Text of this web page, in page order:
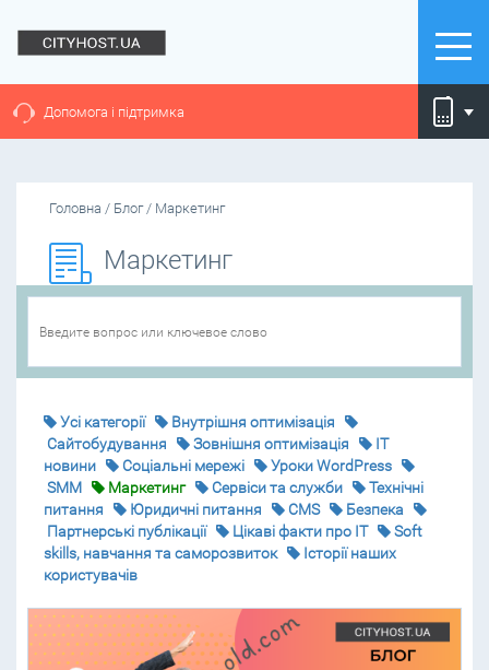
Допомога і підтримка
Головна / Блог/ Маркетинг
Маркетинг
Усі категорії
Внутрішня оптимізація
Cайтобудування
Зовнішня оптимізація
IT
новини
Соціальні мережі
Уроки WordPress
SMM
Маркетинг Сервіси та служби
Технічні
питання
Юридичні питання CMS
Безпека
Партнерські публікації
Цікаві факти про IT
Soft
skills, навчання та саморозвиток
Історії наших
користувачів